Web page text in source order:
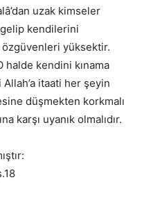
uzak kimseler
gelip kendilerini
özgüvenleri yüksektir.
halde kendini kınama
itaati her şeyin
düşmekten korkmalı
karşı uyanık olmalıdır.